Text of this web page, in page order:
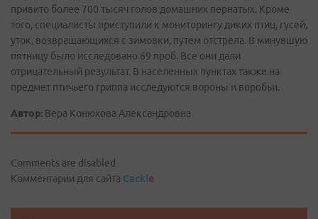
привито более 700 тысяч голов домашних пернатых. Кроме
того, специалисты приступили к мониторингу диких птиц, гусей,
уток, возвращающихся с зимовки, путем отстрела. В минувшую
пятницу было исследовано 69 проб. Все они дали
отрицательный результат. В населенных пунктах также на
предмет птичьего гриппа исследуются вороны и воробьи.
Автор: Вера Конюхова Александровна
Comments are disabled
Комментарии для сайта Cackle